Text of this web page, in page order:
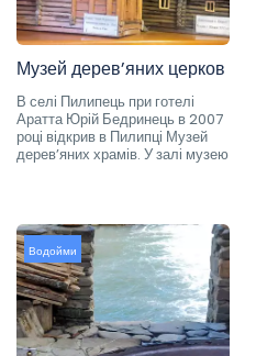
Музей дерев’яних церков
В селі Пилипець при готелі
Аратта Юрій Бедринець в 2007
році відкрив в Пилипці Музей
дерев’яних храмів. У залі музею
Водойми